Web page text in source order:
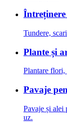
Tundere,
Plante și
Plantare flori,
Pavaje
Pavaje și alei
uz.